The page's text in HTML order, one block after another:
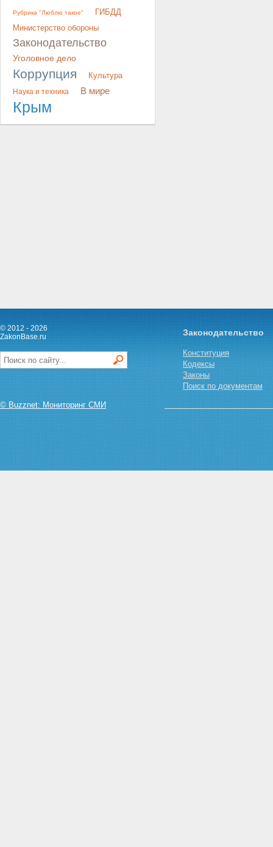
Рубрика "Люблю такое"
ГИБДД
Министерство обороны
Законодательство
Уголовное дело
Коррупция Культура
Наука и техника В мире
Крым
© 2012 - 2026
ZakonBase.ru
© Buzznet: Мониторинг СМИ
Законодательство
Конституция
Кодексы
Законы
Поиск по документам